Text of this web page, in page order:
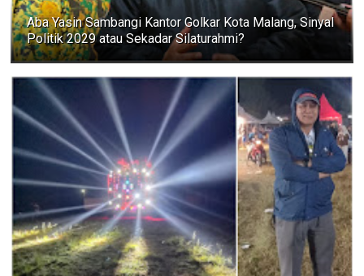
Aba Yasin Sambangi Kantor Golkar Kota Malang, Sinyal
Politik 2029 atau Sekadar Silaturahmi?